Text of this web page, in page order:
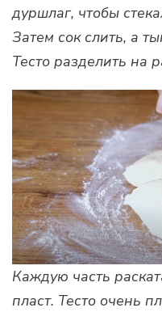
дуршлаг, чтобы
Затем сок слить, а
Тесто разделить на
Каждую часть
пласт. Тесто очень